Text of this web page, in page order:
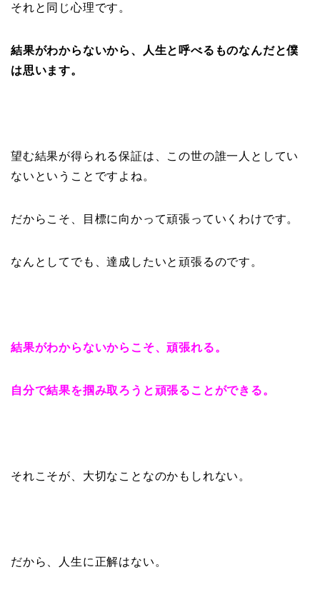
それと同じ心理です。
結果がわからないから、人生と呼べるものなんだと僕
は思います。
望む結果が得られる保証は、この世の誰一人としてい
ないということですよね。
だからこそ、目標に向かって頑張っていくわけです。
なんとしてでも、達成したいと頑張るのです。
結果がわからないからこそ、頑張れる。
自分で結果を掴み取ろうと頑張ることができる。
それこそが、大切なことなのかもしれない。
だから、人生に正解はない。